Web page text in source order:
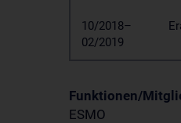
10/2018–
02/2019
Funktionen/
ESMO